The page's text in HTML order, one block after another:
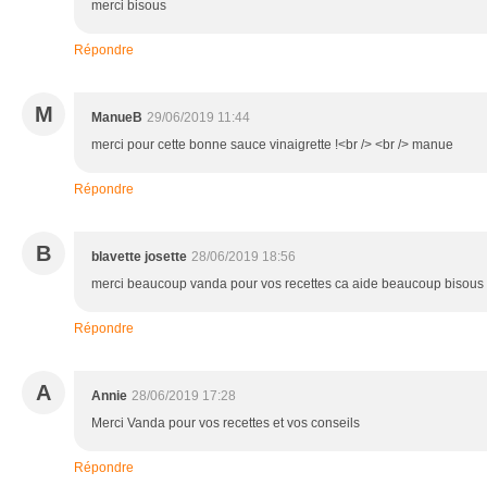
merci bisous
Répondre
M ManueB 29/06/2019 11:44
merci pour cette bonne sauce vinaigrette !<br /> <br /> manue
Répondre
B blavette josette 28/06/2019 18:56
merci beaucoup vanda pour vos recettes ca aide beaucoup bisous
Répondre
A Annie 28/06/2019 17:28
Merci Vanda pour vos recettes et vos conseils
Répondre